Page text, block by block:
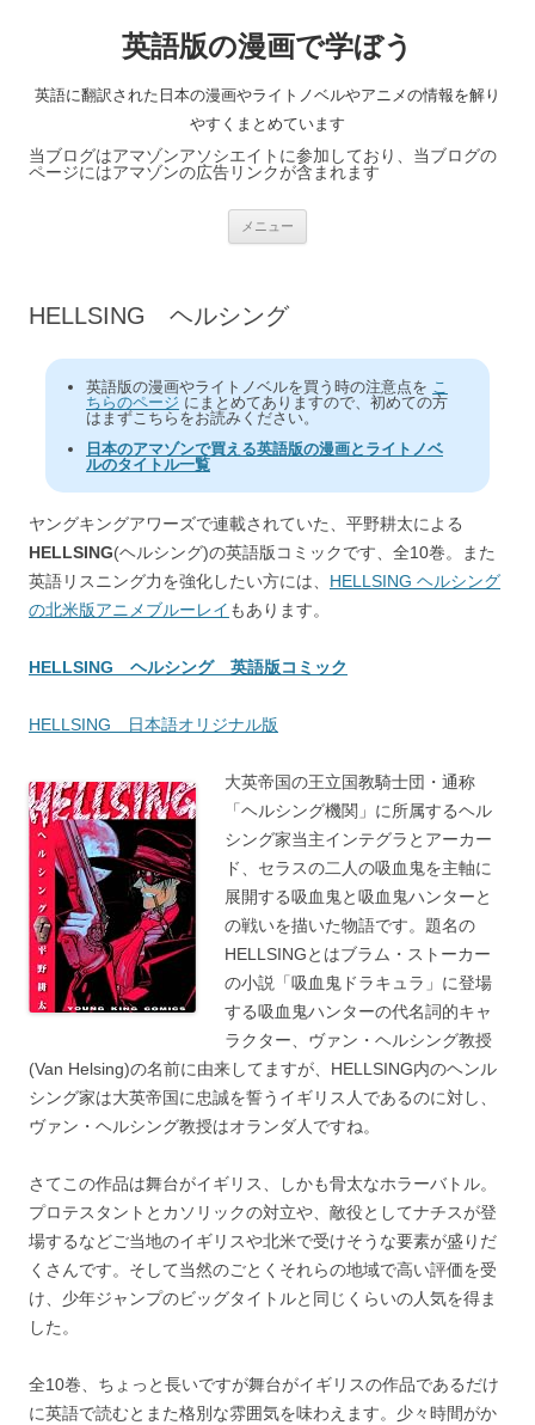
英語版の漫画で学ぼう
英語に翻訳された日本の漫画やライトノベルやアニメの情報を解り
やすくまとめています
当ブログはアマゾンアソシエイトに参加しており、当ブログの
ページにはアマゾンの広告リンクが含まれます
メニュー
HELLSING ヘルシング
英語版の漫画やライトノベルを買う時の注意点を こ
ちらのページ にまとめてありますので、初めての方
はまずこちらをお読みください。
日本のアマゾンで買える英語版の漫画とライトノベ
ルのタイトル一覧
ヤングキングアワーズで連載されていた、平野耕太による
HELLSING(ヘルシング)の英語版コミックです、全10巻。また
英語リスニング力を強化したい方には、 HELLSING ヘルシング
の北米版アニメブルーレイ もあります。
HELLSING ヘルシング 英語版コミック
HELLSING 日本語オリジナル版
大英帝国の王立国教騎士団・通称
「ヘルシング機関」に所属するヘル
シング家当主インテグラとアーカー
ド、セラスの二人の吸血鬼を主軸に
展開する吸血鬼と吸血鬼ハンターと
の戦いを描いた物語です。題名の
HELLSINGとはブラム・ストーカー
の小説「吸血鬼ドラキュラ」に登場
する吸血鬼ハンターの代名詞的キャ
ラクター、ヴァン・ヘルシング教授
(Van Helsing)の名前に由来してますが、HELLSING内のヘンル
シング家は大英帝国に忠誠を誓うイギリス人であるのに対し、
ヴァン・ヘルシング教授はオランダ人ですね。
さてこの作品は舞台がイギリス、しかも骨太なホラーバトル。
プロテスタントとカソリックの対立や、敵役としてナチスが登
場するなどご当地のイギリスや北米で受けそうな要素が盛りだ
くさんです。そして当然のごとくそれらの地域で高い評価を受
け、少年ジャンプのビッグタイトルと同じくらいの人気を得ま
した。
全10巻、ちょっと長いですが舞台がイギリスの作品であるだけ
に英語で読むとまた格別な雰囲気を味わえます。少々時間がか